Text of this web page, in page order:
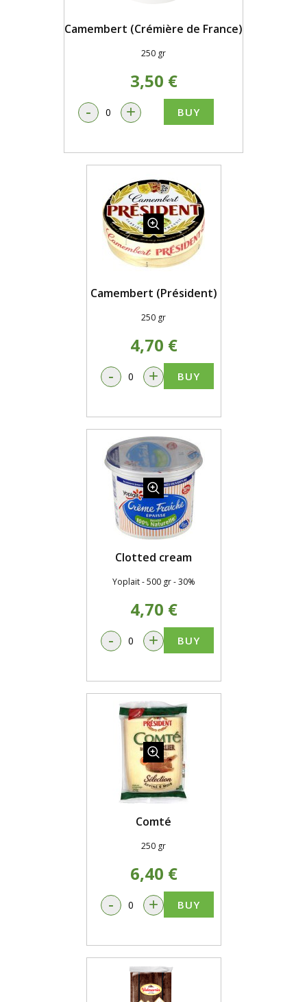
Camembert (Crémière de France)
250 gr
3,50 €
- + BUY
Camembert (Président)
250 gr
4,70 €
- + BUY
Clotted cream
Yoplait - 500 gr - 30%
4,70 €
- + BUY
Comté
250 gr
6,40 €
- + BUY